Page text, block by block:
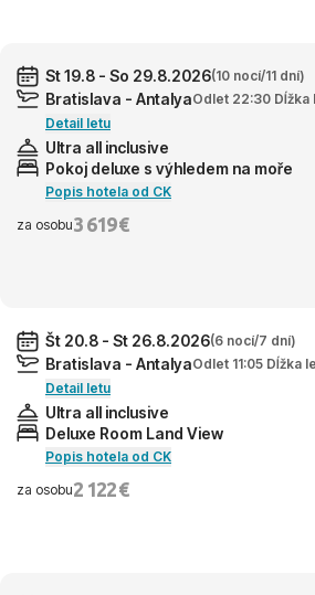
St 19.8 - So 29.8.2026(10 nocí/11 dní)
Bratislava - AntalyaOdlet 22:30 Dĺžka
Detail letu
Ultra all inclusive
Pokoj deluxe s výhledem na moře
Popis hotela od CK
za osobu3 619 €
Št 20.8 - St 26.8.2026(6 nocí/7 dní)
Bratislava - AntalyaOdlet 11:05 Dĺžka
Detail letu
Ultra all inclusive
Deluxe Room Land View
Popis hotela od CK
za osobu2 122 €